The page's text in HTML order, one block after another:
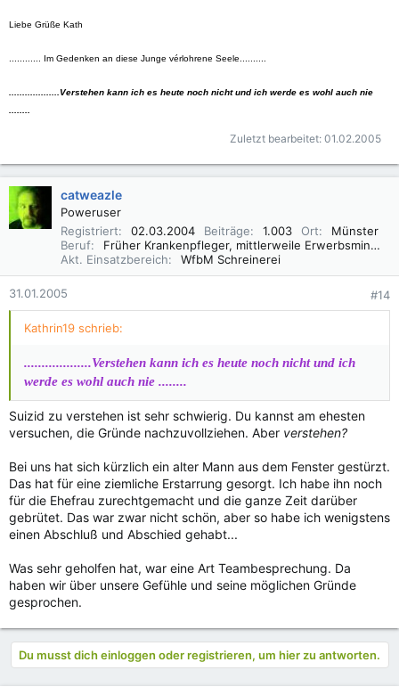
Liebe Grüße Kath
............ Im Gedenken an diese Junge vérlohrene Seele..........
...................Verstehen kann ich es heute noch nicht und ich werde es wohl auch nie
Zuletzt bearbeitet: 01.02.2005
catweazle
Poweruser
Registriert
02.03.2004 Beiträge 1.003 Ort
Münster
Beruf
Früher Krankenpfleger, mittlerweile Erwerbsminderungsrentner
Akt. Einsatzbereich
WfbM Schreinerei
31.01.2005 #14
Kathrin19 schrieb:
...................Verstehen kann ich es heute noch nicht und ich
werde es wohl auch nie ........
Suizid zu verstehen ist sehr schwierig. Du kannst am ehesten
versuchen, die Gründe nachzuvollziehen. Aber verstehen?
Bei uns hat sich kürzlich ein alter Mann aus dem Fenster gestürzt.
Das hat für eine ziemliche Erstarrung gesorgt. Ich habe ihn noch
für die Ehefrau zurechtgemacht und die ganze Zeit darüber
gebrütet. Das war zwar nicht schön, aber so habe ich wenigstens
einen Abschluß und Abschied gehabt...
Was sehr geholfen hat, war eine Art Teambesprechung. Da
haben wir über unsere Gefühle und seine möglichen Gründe
gesprochen.
Du musst dich einloggen oder registrieren, um hier zu antworten.